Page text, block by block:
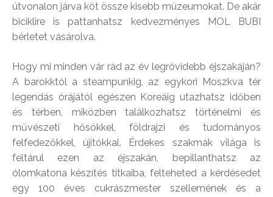
útvonalon járva köt össze kisebb múzeumokat. De akár
biciklire is pattanhatsz kedvezményes MOL BUBI
bérletet vásárolva.
Hogy mi minden vár rád az év legrövidebb éjszakáján?
A barokktól a steampunkig, az egykori Moszkva tér
legendás órájától egészen Koreáig utazhatsz időben
és térben, miközben találkozhatsz történelmi és
művészeti hősökkel, földrajzi és tudományos
felfedezőkkel, újítókkal. Érdekes szakmák világa is
feltárul ezen az éjszakán, bepillanthatsz az
ólomkatona készítés titkaiba, felteheted a kérdésedet
egy 100 éves cukrászmester szellemének és a